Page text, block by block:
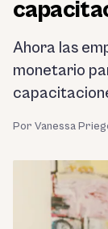
Ahora las
monetario
Por Vanessa